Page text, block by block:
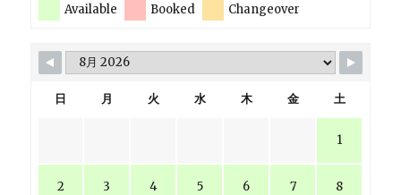
Available Booked Changeover
日 月 火 水 木 金 土
1
2 3 4 5 6 7 8